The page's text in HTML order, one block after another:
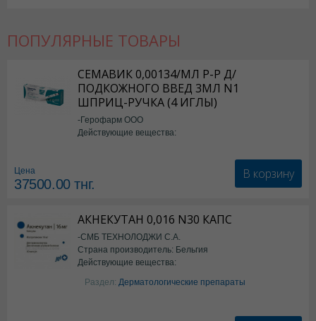
ПОПУЛЯРНЫЕ ТОВАРЫ
СЕМАВИК 0,00134/МЛ Р-Р Д/
ПОДКОЖНОГО ВВЕД 3МЛ N1
ШПРИЦ-РУЧКА (4 ИГЛЫ)
-Герофарм ООО
Действующие вещества:
Цена
37500.00тнг.
В корзину
АКНЕКУТАН 0,016 N30 КАПС
-СМБ ТЕХНОЛОДЖИ С.А.
Страна производитель: Бельгия
Действующие вещества:
Изотретиноин
Раздел: Дерматологические препараты